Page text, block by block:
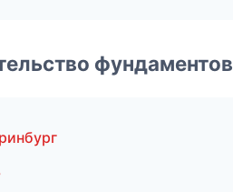
фундаментов